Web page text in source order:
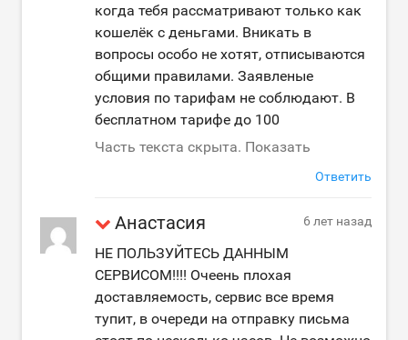
когда тебя рассматривают только как
кошелёк с деньгами. Вникать в
вопросы особо не хотят, отписываются
общими правилами. Заявленые
условия по тарифам не соблюдают. В
бесплатном тарифе до 100
Часть текста скрыта. Показать
Ответить
Анастасия 6 лет назад
НЕ ПОЛЬЗУЙТЕСЬ ДАННЫМ
СЕРВИСОМ!!!! Очеень плохая
доставляемость, сервис все время
тупит, в очереди на отправку письма